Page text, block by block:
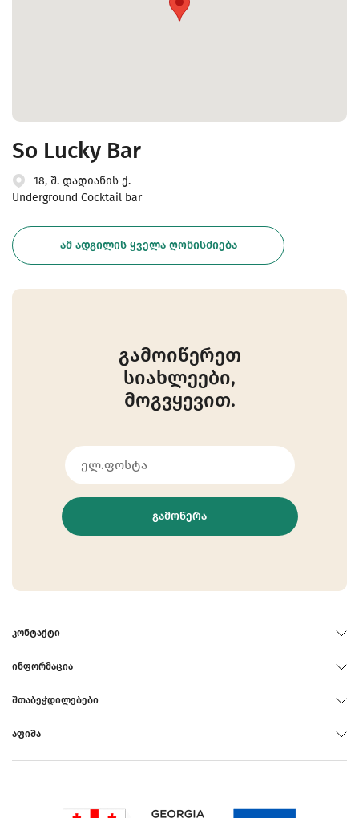
So Lucky Bar
18, შ. დადიანის ქ.
Underground Cocktail bar
ᲐᲛ ᲐᲓᲒᲘᲚᲘᲡ ᲧᲕᲔᲚᲐ ᲦᲝᲜᲘᲡᲫᲘᲔᲑᲐ
გამოიწერეთ
სიახლეები,
მოგვყევით.
ᲒᲐᲛᲝᲬᲔᲠᲐ
ᲙᲝᲜᲢᲐᲥᲢᲘ
ᲘᲜᲤᲝᲠᲛᲐᲪᲘᲐ
ᲨᲗᲐᲑᲔᲭᲓᲘᲚᲔᲑᲔᲑᲘ
ᲐᲤᲘᲨᲐ